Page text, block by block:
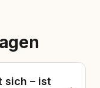
sich – ist